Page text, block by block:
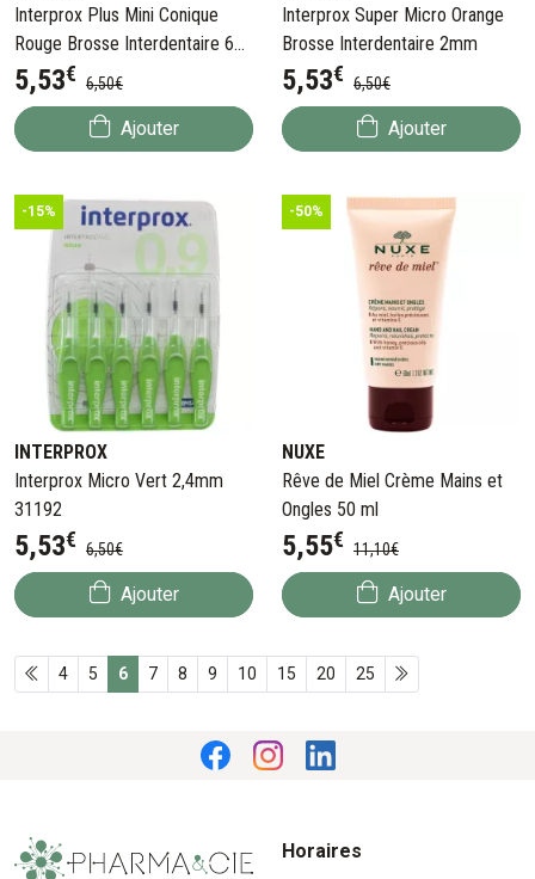
Interprox Plus Mini Conique
Rouge Brosse Interdentaire 6
pièces
5,53€ 6,50€
Ajouter
Interprox Super Micro Orange
Brosse Interdentaire 2mm
5,53€ 6,50€
Ajouter
-15%
INTERPROX
Interprox Micro Vert 2,4mm
31192
5,53€ 6,50€
Ajouter
-50%
NUXE
Rêve de Miel Crème Mains et
Ongles 50 ml
5,55€ 11,10€
Ajouter
4 5 6 7 8 9 10 15 20 25
Horaires